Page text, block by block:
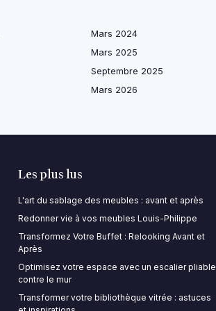
Mars 2024
Mars 2025
Septembre 2025
Mars 2026
Les plus lus
L'art du sablage des meubles : avant et après
Redonner vie à vos meubles Louis-Philippe
Transformez Votre Buffet : Relooking Avant et
Après
Optimisez votre espace avec un escalier pliable
contre le mur
Transformer votre bibliothèque vitrée : astuces